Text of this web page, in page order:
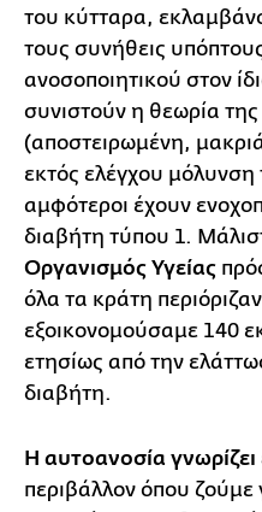
του κύτταρα,
τους συνήθεις
ανοσοποιητικού στον
συνιστούν η θεωρία της
(αποστειρωμένη,
εκτός ελέγχου
αμφότεροι έχουν
διαβήτη τύπου 1.
Οργανισμός Υγείας
όλα τα κράτη
εξοικονομούσαμε 140
ετησίως από την
διαβήτη.
Η αυτοανοσία
περιβάλλον όπου ζούμε